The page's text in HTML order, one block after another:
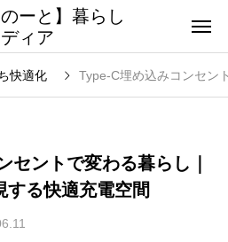
のーと】暮らし
ィア
快適化 Type-C埋め込みコンセン
セントで変わる暮らし｜
する快適充電空間